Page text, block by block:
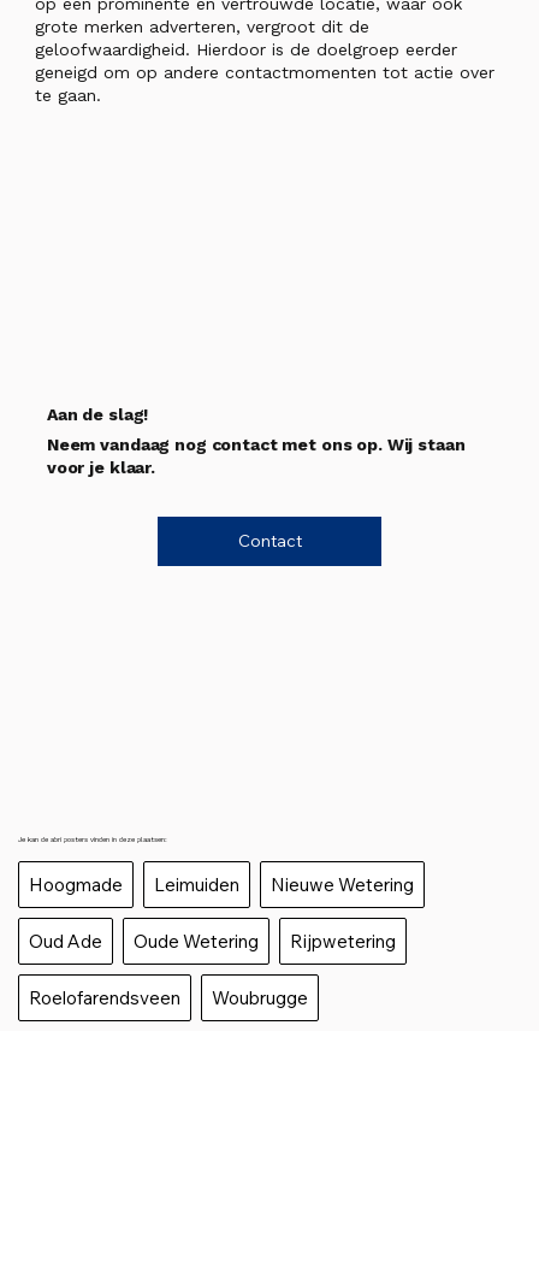
Je kan de abri posters vinden in deze plaatsen:
Hoogmade Leimuiden Nieuwe Wetering
Oud Ade Oude Wetering Rijpwetering
Roelofarendsveen Woubrugge
grote merken adverteren, vergroot dit de
geloofwaardigheid. Hierdoor is de doelgroep eerder
geneigd om op andere contactmomenten tot actie over
te gaan.
Aan de slag!
Neem vandaag nog contact met ons op. Wij staan
voor je klaar.
Contact